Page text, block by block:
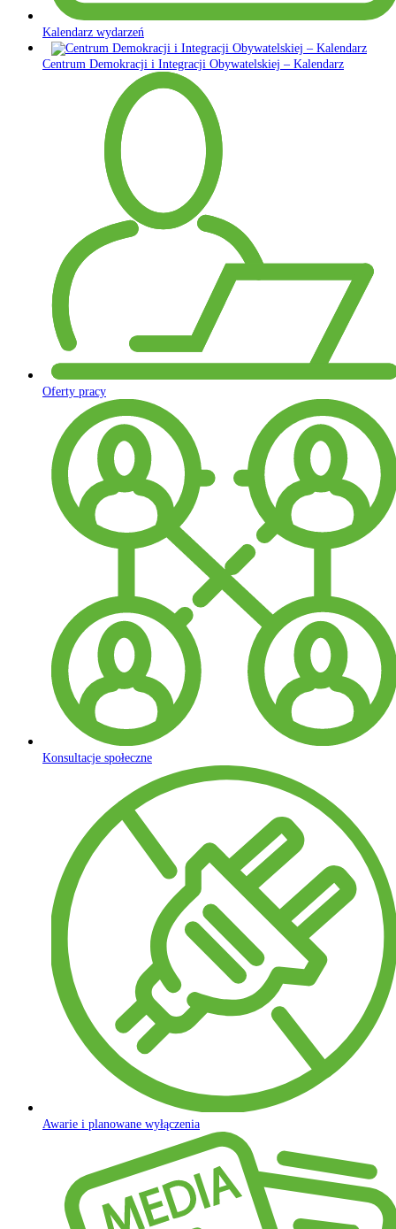
Kalendarz wydarzeń
Centrum Demokracji i Integracji Obywatelskiej – Kalendarz
Oferty pracy
Konsultacje społeczne
Awarie i planowane wyłączenia